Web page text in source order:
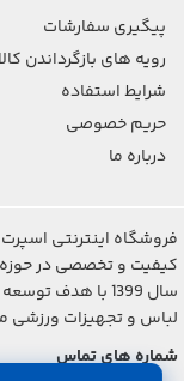
پیگیری سفارشات
رویه های بازگرداندن کالا
شرایط استفاده
حریم خصوصی
درباره ما
کیفیت و تخصصی در
سال 1399 با
لباس و تجهیزات ورزشی
شماره های تماس